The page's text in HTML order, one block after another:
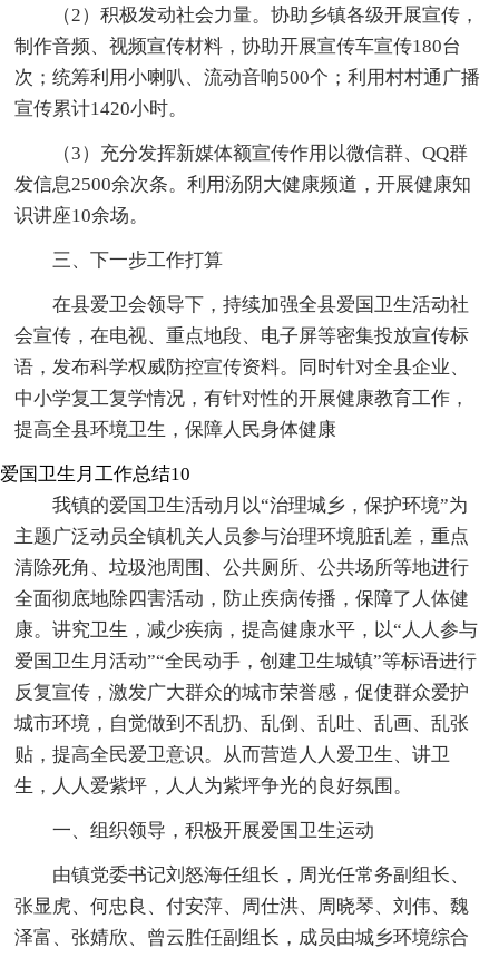
（2）积极发动社会力量。协助乡镇各级开展宣传，
制作音频、视频宣传材料，协助开展宣传车宣传180台
次；统筹利用小喇叭、流动音响500个；利用村村通广播
宣传累计1420小时。
（3）充分发挥新媒体额宣传作用以微信群、QQ群
发信息2500余次条。利用汤阴大健康频道，开展健康知
识讲座10余场。
三、下一步工作打算
在县爱卫会领导下，持续加强全县爱国卫生活动社
会宣传，在电视、重点地段、电子屏等密集投放宣传标
语，发布科学权威防控宣传资料。同时针对全县企业、
中小学复工复学情况，有针对性的开展健康教育工作，
提高全县环境卫生，保障人民身体健康
爱国卫生月工作总结10
我镇的爱国卫生活动月以“治理城乡，保护环境”为
主题广泛动员全镇机关人员参与治理环境脏乱差，重点
清除死角、垃圾池周围、公共厕所、公共场所等地进行
全面彻底地除四害活动，防止疾病传播，保障了人体健
康。讲究卫生，减少疾病，提高健康水平，以“人人参与
爱国卫生月活动”“全民动手，创建卫生城镇”等标语进行
反复宣传，激发广大群众的城市荣誉感，促使群众爱护
城市环境，自觉做到不乱扔、乱倒、乱吐、乱画、乱张
贴，提高全民爱卫意识。从而营造人人爱卫生、讲卫
生，人人爱紫坪，人人为紫坪争光的良好氛围。
一、组织领导，积极开展爱国卫生运动
由镇党委书记刘怒海任组长，周光任常务副组长、
张显虎、何忠良、付安萍、周仕洪、周晓琴、刘伟、魏
泽富、张婧欣、曾云胜任副组长，成员由城乡环境综合